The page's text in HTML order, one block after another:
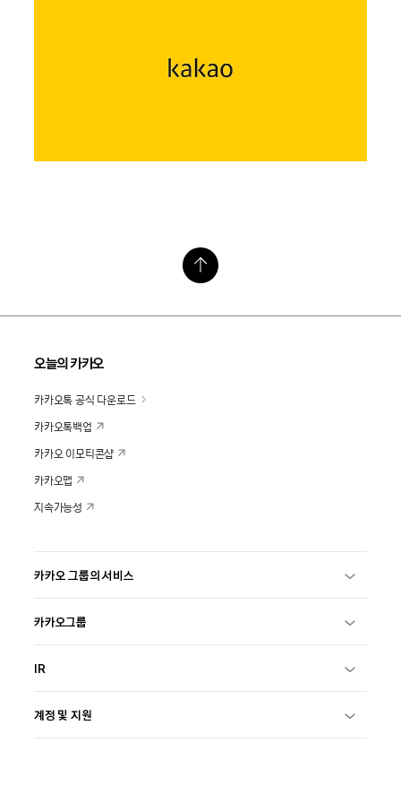
오늘의 카카오
카카오톡 공식 다운로드
카카오톡백업
카카오 이모티콘샵
카카오맵
지속가능성
카카오 그룹의 서비스
카카오그룹
IR
계정 및 지원